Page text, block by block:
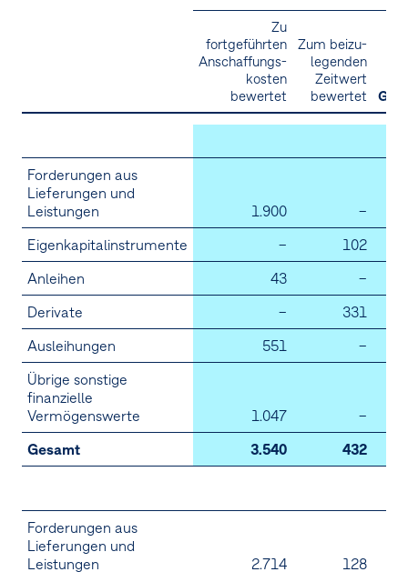
Zu
fortgeführten
Anschaffungs­
kosten
bewertet
Zum beizu­
legenden
Zeitwert
bewertet
Forderungen aus
Lieferungen und
Leistungen
1.900 –
Eigenkapitalinstrumente
– 102
Anleihen
43
–
Derivate
– 331
Ausleihungen
551 –
Übrige sonstige
finanzielle
Vermögenswerte
1.047 –
Gesamt
3.540 432
Forderungen aus
Lieferungen und
Leistungen
2.714 128